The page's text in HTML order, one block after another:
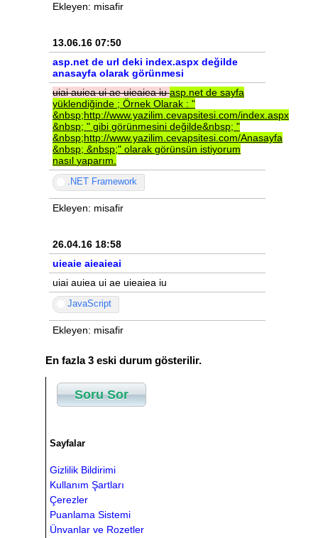
Ekleyen: misafir
13.06.16 07:50
asp.net de url deki index.aspx değilde
anasayfa olarak görünmesi
uiaiauieauiaeuieaieaiuasp.net de sayfa
yüklendiğinde ; Örnek Olarak : "
&nbsp;http://www.yazilim.cevapsitesi.com/index.aspx
&nbsp; " gibi görünmesini değilde&nbsp; "
&nbsp;http://www.yazilim.cevapsitesi.com/Anasayfa
&nbsp; &nbsp;" olarak görünsün istiyorum
nasıl yaparım.
.NET Framework
Ekleyen: misafir
26.04.16 18:58
uieaie aieaieai
uiai auiea ui ae uieaiea iu
JavaScript
Ekleyen: misafir
En fazla 3 eski durum gösterilir.
Soru Sor
Sayfalar
Gizlilik Bildirimi
Kullanım Şartları
Çerezler
Puanlama Sistemi
Ünvanlar ve Rozetler